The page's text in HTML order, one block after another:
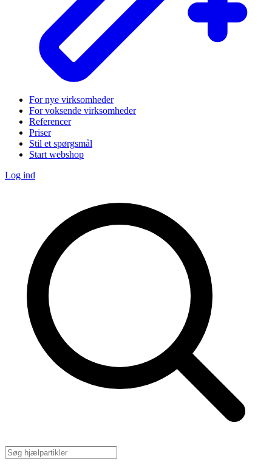
For nye virksomheder
For voksende virksomheder
Referencer
Priser
Stil et spørgsmål
Start webshop
Log ind